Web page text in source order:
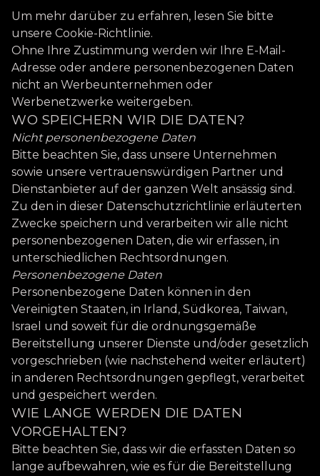
Um mehr darüber zu erfahren, lesen Sie bitte
unsere Cookie-Richtlinie.
Ohne Ihre Zustimmung werden wir Ihre E-Mail-
Adresse oder andere personenbezogenen Daten
nicht an Werbeunternehmen oder
Werbenetzwerke weitergeben.
WO SPEICHERN WIR DIE DATEN?
Nicht personenbezogene Daten
Bitte beachten Sie, dass unsere Unternehmen
sowie unsere vertrauenswürdigen Partner und
Dienstanbieter auf der ganzen Welt ansässig sind.
Zu den in dieser Datenschutzrichtlinie erläuterten
Zwecke speichern und verarbeiten wir alle nicht
personenbezogenen Daten, die wir erfassen, in
unterschiedlichen Rechtsordnungen.
Personenbezogene Daten
Personenbezogene Daten können in den
Vereinigten Staaten, in Irland, Südkorea, Taiwan,
Israel und soweit für die ordnungsgemäße
Bereitstellung unserer Dienste und/oder gesetzlich
vorgeschrieben (wie nachstehend weiter erläutert)
in anderen Rechtsordnungen gepflegt, verarbeitet
und gespeichert werden.
WIE LANGE WERDEN DIE DATEN
VORGEHALTEN?
Bitte beachten Sie, dass wir die erfassten Daten so
lange aufbewahren, wie es für die Bereitstellung